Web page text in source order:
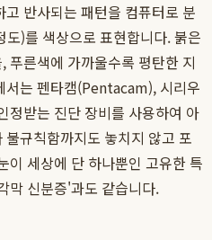
반사되는 패턴을 컴퓨터로 분
)를 색상으로 표현합니다. 붉은
푸른색에 가까울수록 평탄한 지
서는 펜타캠(Pentacam), 시리우
받는 진단 장비를 사용하여 아
규칙함까지도 놓치지 않고 포
이 세상에 단 하나뿐인 고유한 특
막 신분증'과도 같습니다.